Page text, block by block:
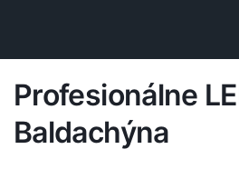
Profesionálne
Baldachýna